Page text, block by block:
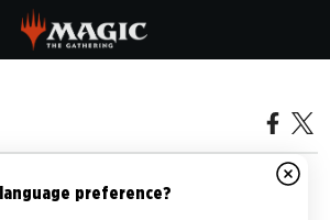
MECHANICS
preference?